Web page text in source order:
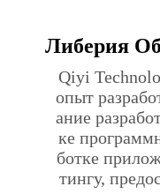
Либерия
Qiyi
опыт
ание
ке
ботке
тингу,